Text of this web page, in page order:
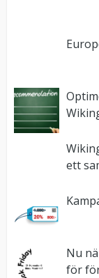
ett
Nu
för